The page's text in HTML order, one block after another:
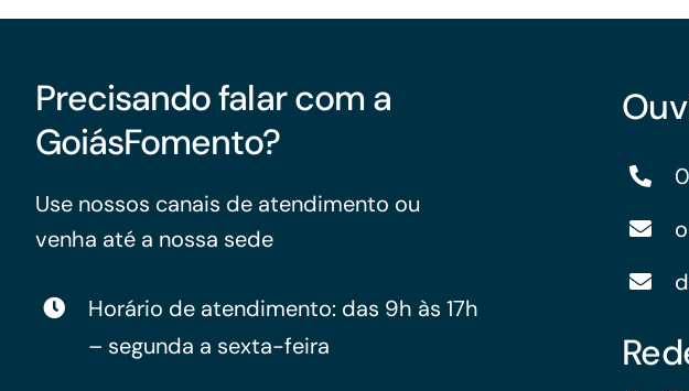
Precisando falar com a
GoiásFomento?
Use nossos canais de atendimento ou
venha até a nossa sede
Horário de atendimento: das 9h às 17h
– segunda a sexta-feira